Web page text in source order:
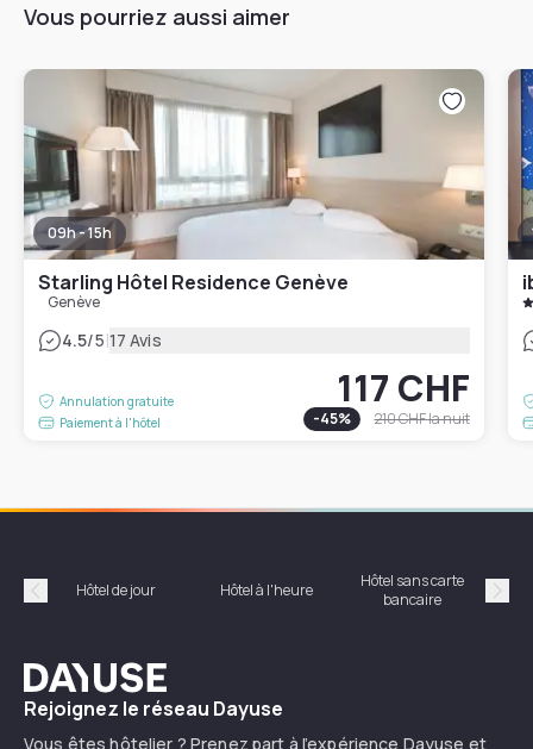
Vous pourriez aussi aimer
09h - 15h
Starling Hôtel Residence Genève
Genève
4.5/5|17 Avis
Annulation gratuite
Paiement à l'hôtel
117 CHF
-45% 210 CHFla nuit
Précédent
Hôtel de jour Hôtel à l'heure
Hôtel sans carte
bancaire
Dayuse
Rejoignez le réseau Dayuse
Vous êtes hôtelier ? Prenez part à l’expérience Dayuse et